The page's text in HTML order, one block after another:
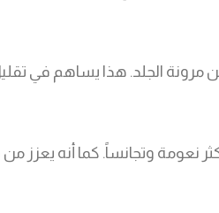
مرونة الجلد. هذا يساهم في
نعومة وتجانساً. كما أنه يعزز